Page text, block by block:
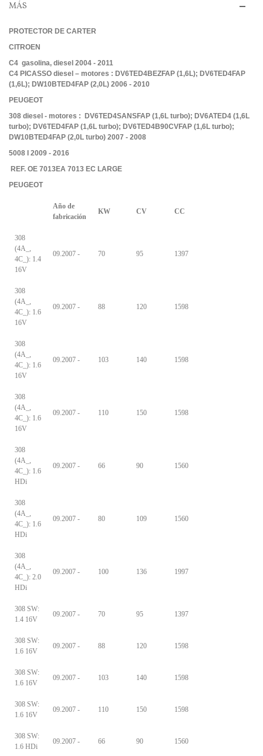
MÁS
PROTECTOR DE CARTER
CITROEN
C4 gasolina, diesel 2004 - 2011
C4 PICASSO diesel – motores : DV6TED4BEZFAP (1,6L); DV6TED4FAP
(1,6L); DW10BTED4FAP (2,0L) 2006 - 2010
PEUGEOT
308 diesel - motores : DV6TED4SANSFAP (1,6L turbo); DV6ATED4 (1,6L
turbo); DV6TED4FAP (1,6L turbo); DV6TED4B90CVFAP (1,6L turbo);
DW10BTED4FAP (2,0L turbo) 2007 - 2008
5008 I 2009 - 2016
REF. OE 7013EA 7013 EC LARGE
PEUGEOT
Año de
fabricación
KW CV CC
308
(4A_,
4C_): 1.4
16V
09.2007 - 70 95 1397
308
(4A_,
4C_): 1.6
16V
09.2007 - 88 120 1598
308
(4A_,
4C_): 1.6
16V
09.2007 - 103 140 1598
308
(4A_,
4C_): 1.6
16V
09.2007 - 110 150 1598
308
(4A_,
4C_): 1.6
HDi
09.2007 - 66 90 1560
308
(4A_,
4C_): 1.6
HDi
09.2007 - 80 109 1560
308
(4A_,
4C_): 2.0
HDi
09.2007 - 100 136 1997
308 SW:
1.4 16V
09.2007 - 70 95 1397
308 SW:
1.6 16V
09.2007 - 88 120 1598
308 SW:
1.6 16V
09.2007 - 103 140 1598
308 SW:
1.6 16V
09.2007 - 110 150 1598
308 SW:
1.6 HDi
09.2007 - 66 90 1560